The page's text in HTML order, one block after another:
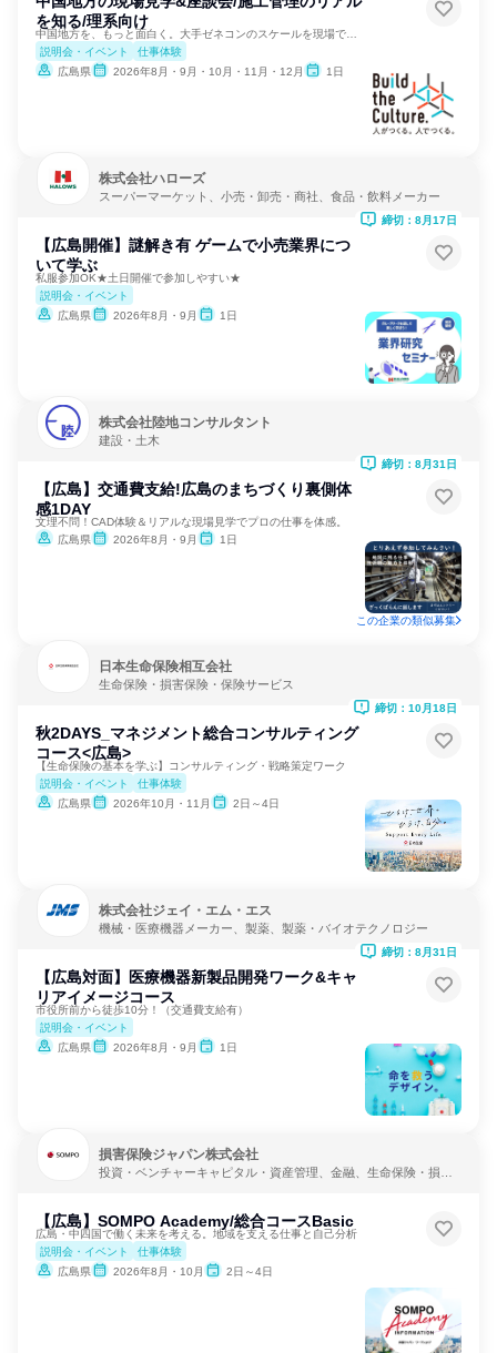
を知る/理系向け
説明会・イベント
仕事体験
広島県
2026年8月・9月・10月・11月・12月 1日
株式会社ハローズ
スーパーマーケット、小売・卸売・商社、食品・飲料メーカー
【広島開催】謎解き有 ゲームで小売業界につ
いて学ぶ
私服参加OK★土日開催で参加しやすい★
説明会・イベント
広島県
2026年8月・9月 1日
締切：8月17日
株式会社陸地コンサルタント
建設・土木
【広島】交通費支給!広島のまちづくり裏側体
感1DAY
文理不問！CAD体験＆リアルな現場見学でプロの仕事を体感。
広島県
2026年8月・9月 1日
締切：8月31日
この企業の類似募集
日本生命保険相互会社
生命保険・損害保険・保険サービス
秋2DAYS_マネジメント総合コンサルティング
コース<広島>
【生命保険の基本を学ぶ】コンサルティング・戦略策定ワーク
説明会・イベント
仕事体験
広島県
2026年10月・11月 2日～4日
締切：10月18日
株式会社ジェイ・エム・エス
機械・医療機器メーカー、製薬、製薬・バイオテクノロジー
【広島対面】医療機器新製品開発ワーク&キャ
リアイメージコース
市役所前から徒歩10分！（交通費支給有）
説明会・イベント
広島県
2026年8月・9月 1日
締切：8月31日
損害保険ジャパン株式会社
投資・ベンチャーキャピタル・資産管理、金融、生命保険・損害
【広島】SOMPO Academy/総合コースBasic
広島・中四国で働く未来を考える。地域を支える仕事と自己分析
説明会・イベント
仕事体験
広島県
2026年8月・10月 2日～4日